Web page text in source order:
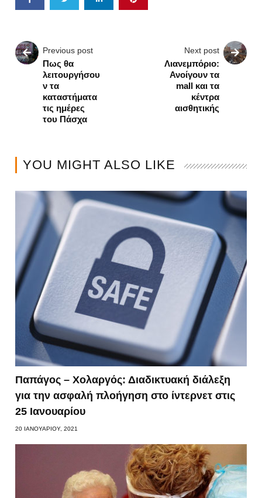
Previous post
Πως θα
λειτουργήσου
ν τα
καταστήματα
τις ημέρες
του Πάσχα
Next post
Λιανεμπόριο:
Ανοίγουν τα
mall και τα
κέντρα
αισθητικής
YOU MIGHT ALSO LIKE
Παπάγος – Χολαργός: Διαδικτυακή διάλεξη
για την ασφαλή πλοήγηση στο ίντερνετ στις
25 Ιανουαρίου
20 ΙΑΝΟΥΑΡΊΟΥ, 2021